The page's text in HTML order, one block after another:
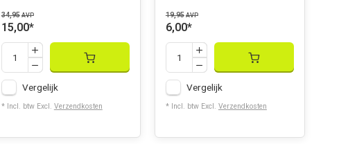
34,95 AVP
15,00*
Vergelijk
* Incl. btw Excl. Verzendkosten
19,95 AVP
6,00*
Vergelijk
* Incl. btw Excl. Verzendkosten